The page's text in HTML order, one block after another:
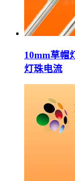
10mm草帽
灯珠电流